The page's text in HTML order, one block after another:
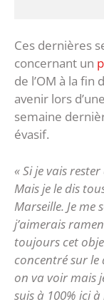
Ces dernières
concernant un
de l’OM à la
avenir lors
semaine
évasif.
« Si je vais rester
Mais je le dis
Marseille. Je me
j’aimerais
toujours cet
concentré sur
on va voir mais
suis à 100% ici à